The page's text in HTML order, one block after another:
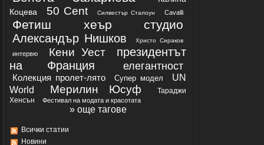
Коцева
50 Cent Силвестър Сталоун Cavalli
Фетиш хеър студио
Александър Нишков Христо Сираков
интервю Кени Уест
президентът
на Франция
елегантност
Колекция пролет-лято Супер модел
UN
World
Мерилин Юсуф
Тараджи
Хенсън
Фестивал на модата и красотата
» още тагове
Всички статии
Новини